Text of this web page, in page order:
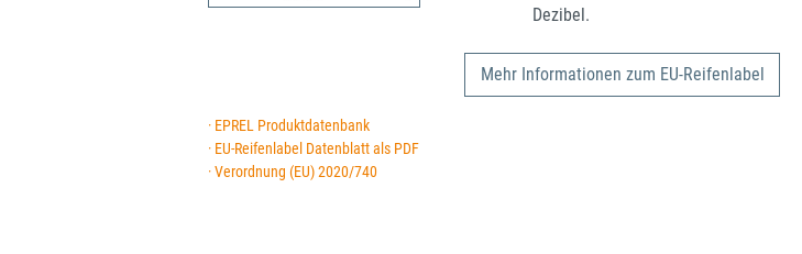
Dezibel.
Mehr Informationen zum EU-Reifenlabel
· EPREL Produktdatenbank
· EU-Reifenlabel Datenblatt als PDF
· Verordnung (EU) 2020/740